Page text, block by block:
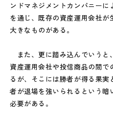
ンドマネジメントカンパニー
を通じ、既存の資産運用会社
大きなものがある。
また、更に踏み込んでいうと
資産運用会社や投信商品の間
るが、そこには勝者が得る果
者が退場を強いられるという暗
必要がある。